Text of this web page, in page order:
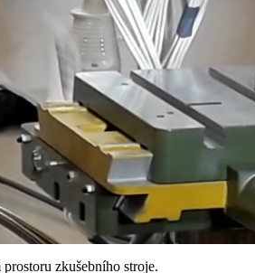
zkušebního stroje.